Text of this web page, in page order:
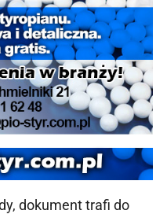
dokument trafi do